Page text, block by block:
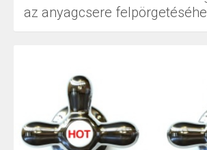
az anyagcsere